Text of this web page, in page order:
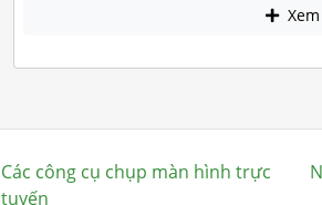
Các công cụ chụp màn hình trực
tuyến